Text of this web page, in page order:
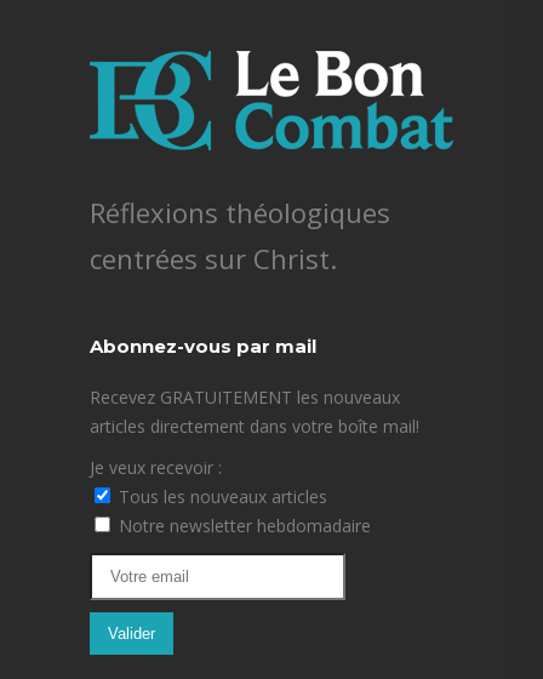
Réflexions théologiques
centrées sur Christ.
Abonnez-vous par mail
Recevez GRATUITEMENT les nouveaux
articles directement dans votre boîte mail!
Je veux recevoir :
Tous les nouveaux articles
Notre newsletter hebdomadaire